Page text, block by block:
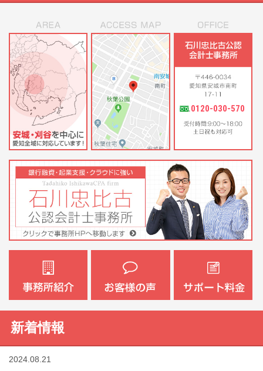
0120-030-570
新着情報
2024.08.21